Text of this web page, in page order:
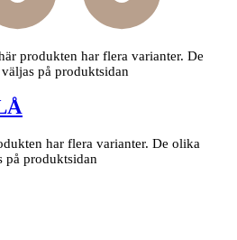
produkten har flera varianter. De
på produktsidan
har flera varianter. De olika
på produktsidan